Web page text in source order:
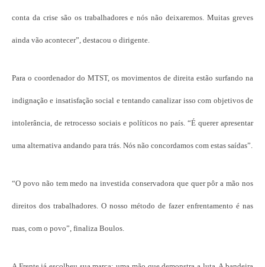
conta da crise são os trabalhadores e nós não deixaremos. Muitas greves
ainda vão acontecer”, destacou o dirigente.
Para o coordenador do MTST, os movimentos de direita estão surfando na
indignação e insatisfação social e tentando canalizar isso com objetivos de
intolerância, de retrocesso sociais e políticos no país. “É querer apresentar
uma alternativa andando para trás. Nós não concordamos com estas saídas”.
“O povo não tem medo na investida conservadora que quer pôr a mão nos
direitos dos trabalhadores. O nosso método de fazer enfrentamento é nas
ruas, com o povo”, finaliza Boulos.